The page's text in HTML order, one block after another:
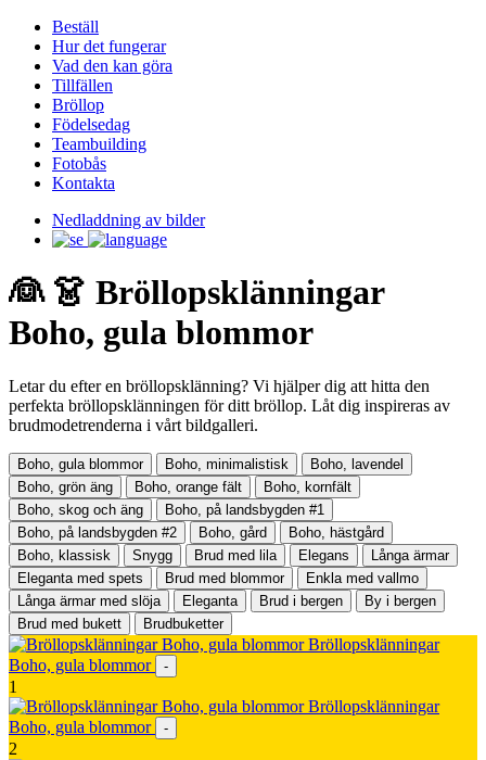
Beställ
Hur det fungerar
Vad den kan göra
Tillfällen
Bröllop
Födelsedag
Teambuilding
Fotobås
Kontakta
Nedladdning av bilder
👰 👗 Bröllopsklänningar
Boho, gula blommor
Letar du efter en bröllopsklänning? Vi hjälper dig att hitta den
perfekta bröllopsklänningen för ditt bröllop. Låt dig inspireras av
brudmodetrenderna i vårt bildgalleri.
Boho, gula blommor Boho, minimalistisk
Boho, lavendel
Boho, grön äng
Boho, orange fält
Boho, kornfält
Boho, skog och äng
Boho, på landsbygden #1
Boho, på landsbygden #2
Boho, gård
Boho, hästgård
Boho, klassisk
Snygg Brud med lila Elegans
Långa ärmar
Eleganta med spets
Brud med blommor
Enkla med vallmo
Långa ärmar med slöja
Eleganta Brud i bergen
By i bergen
Brud med bukett
Brudbuketter
Bröllopsklänningar
Boho, gula blommor
-
1
Bröllopsklänningar
Boho, gula blommor
-
2